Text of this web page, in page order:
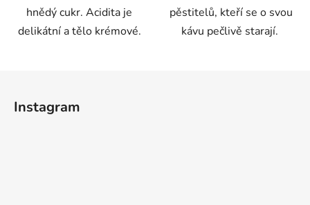
hnědý cukr. Acidita je
delikátní a tělo krémové.
pěstitelů, kteří se o svou
kávu pečlivě starají.
Instagram